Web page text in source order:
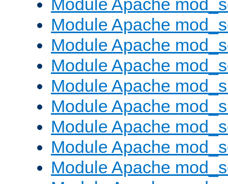
Module Apache
Module Apache
Module Apache
Module Apache
Module Apache
Module Apache
Module Apache
Module Apache
Module Apache